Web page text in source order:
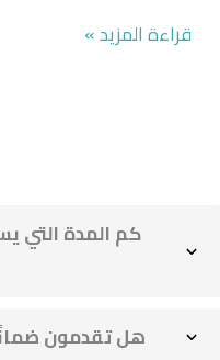
قراءة المزيد »
كم المدة التي
هل تقدمون